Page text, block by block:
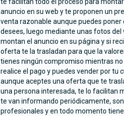
anuncio en su web y te proponen un
venta razonable aunque puedes poner
desees, luego mediante unas fotos del
montan el anuncio en su página y si
oferta te la trasladan para que la
tienes ningún compromiso mientras no
realice el pago y puedes vender por tu
aunque aceptes una oferta que te
una persona interesada, te lo facilitan
te van informando periódicamente,
profesionales y en todo momento